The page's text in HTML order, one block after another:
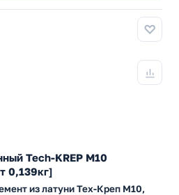
Tech-KREP М10
0,139кг]
из латуни Тех-Креп M10,